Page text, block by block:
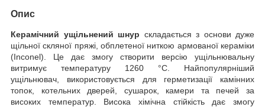
Опис
Керамічний ущільнений шнур складається з основи дуже
щільної скляної пряжі, обплетеної ниткою армованої кераміки
(Inconel). Це дає змогу створити версію ущільнювальну
витримує температуру 1260 °C. Найпопулярніший
ущільнювач, використовується для герметизації камінних
топок, котельних дверей, сушарок, камери та печей за
високих температур. Висока хімічна стійкість дає змогу